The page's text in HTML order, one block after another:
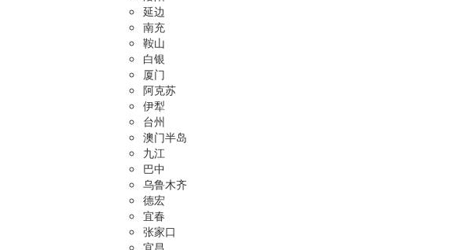
延边
南充
鞍山
白银
厦门
阿克苏
伊犁
台州
澳门半岛
九江
巴中
乌鲁木齐
德宏
宜春
张家口
宜昌